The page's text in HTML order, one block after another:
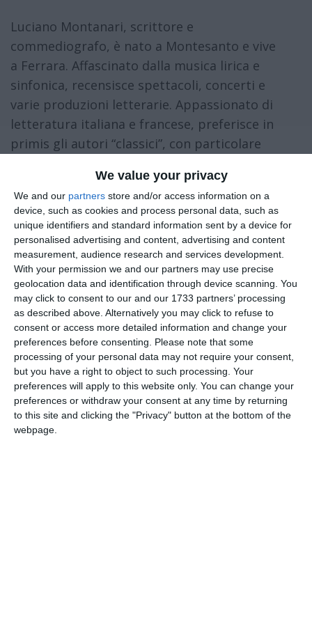
We value your privacy
We and our partners store and/or access information on a
device, such as cookies and process personal data, such as
unique identifiers and standard information sent by a device for
personalised advertising and content, advertising and content
measurement, audience research and services development.
With your permission we and our partners may use precise
geolocation data and identification through device scanning. You
may click to consent to our and our 1733 partners’ processing
as described above. Alternatively you may click to refuse to
consent or access more detailed information and change your
preferences before consenting.
Please note that some
processing of your personal data may not require your consent,
but you have a right to object to such processing. Your
preferences will apply to this website only. You can change your
preferences or withdraw your consent at any time by returning
to this site and clicking the "Privacy" button at the bottom of the
webpage.
Luciano Montanari, scrittore e
commediografo, è nato a Montesanto e vive
a Ferrara. Affascinato dalla musica lirica e
sinfonica, recensisce spettacoli, concerti e
varie produzioni letterarie. Appassionato di
letteratura italiana e francese, preferisce in
primis gli autori “classici”, con particolare
Zola, dai quali peraltro si sente ispirato per i
suoi lavori, costruiti principalmente sullo
studio psicologico dei personaggi che crea.
Ha pubblicato: